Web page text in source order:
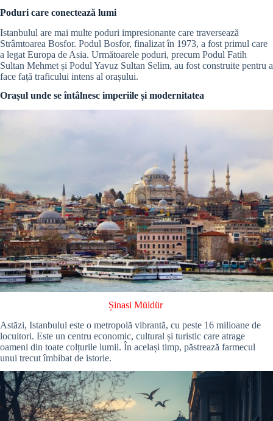
Poduri care conectează lumi
Istanbulul are mai multe poduri impresionante care traversează
Strâmtoarea Bosfor. Podul Bosfor, finalizat în 1973, a fost primul care
a legat Europa de Asia. Următoarele poduri, precum Podul Fatih
Sultan Mehmet și Podul Yavuz Sultan Selim, au fost construite pentru a
face față traficului intens al orașului.
Orașul unde se întâlnesc imperiile și modernitatea
Șinasi Müldür
Astăzi, Istanbulul este o metropolă vibrantă, cu peste 16 milioane de
locuitori. Este un centru economic, cultural și turistic care atrage
oameni din toate colțurile lumii. În același timp, păstrează farmecul
unui trecut îmbibat de istorie.